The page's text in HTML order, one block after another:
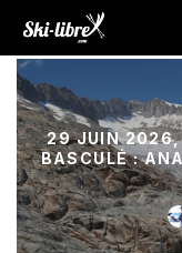
29 JUIN 2026,
BASCULÉ :